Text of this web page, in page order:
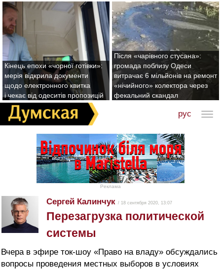
Кінець епохи «чорної готівки»:
мерія відкрила документи
щодо електронного квитка
і чекає від одеситів пропозицій
Після «чарівного стусана»:
громада поблизу Одеси
витрачає 6 мільйонів на ремонт
«нічийного» колектора через
фекальний скандал
рус
Реклама
Сергей Калинчук / 18 сентября 2020, 13:07
Перезагрузка политической
системы
Вчера в эфире ток-шоу «Право на владу» обсуждались
вопросы проведения местных выборов в условиях